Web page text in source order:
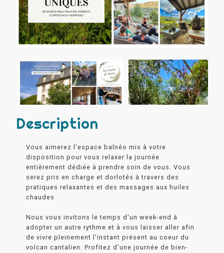
Description
Vous aimerez l'espace balnéo mis à votre
disposition pour vous relaxer la journée
entièrement dédiée à prendre soin de vous. Vous
serez pris en charge et dorlotés à travers des
pratiques relaxantes et des massages aux huiles
chaudes
Nous vous invitons le temps d'un week-end à
adopter un autre rythme et à vous laisser aller afin
de vivre pleinement l'instant présent au coeur du
volcan cantalien. Profitez d'une journée de bien-